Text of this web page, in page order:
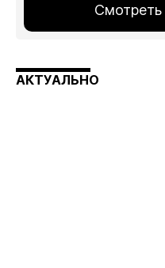
Смотреть
АКТУАЛЬНО